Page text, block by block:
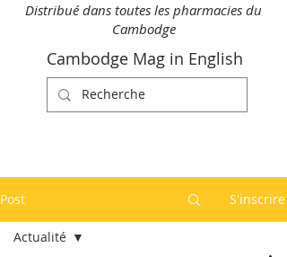
Distribué dans toutes les pharmacies du
Cambodge
Cambodge Mag in English
Post S'inscrire
Actualité